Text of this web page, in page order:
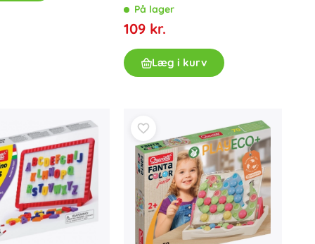
På lager
109 kr.
Læg i kurv